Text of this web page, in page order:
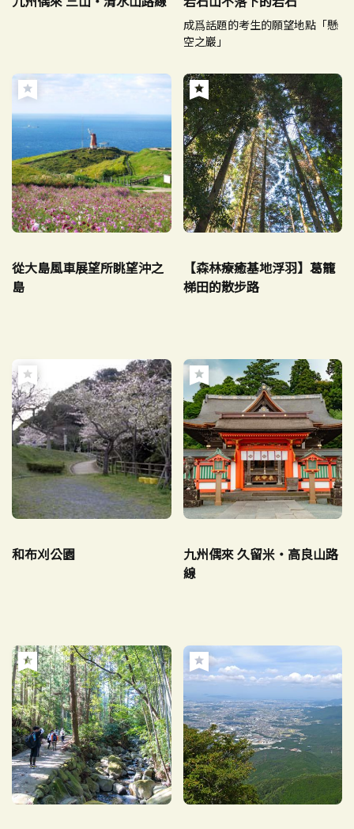
成爲話題的考生的願望地點「懸
空之巖」
從大島風車展望所眺望沖之
島
【森林療癒基地浮羽】葛籠
梯田的散步路
和布刈公園
九州偶來 久留米・高良山路
線